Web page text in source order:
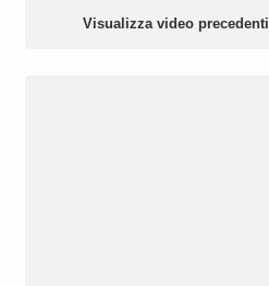
Visualizza video precedenti